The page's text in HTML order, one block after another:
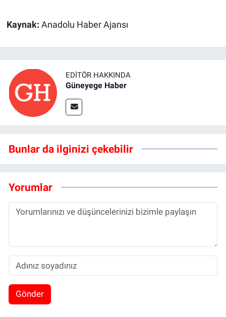
Kaynak: Anadolu Haber Ajansı
EDITÖR HAKKINDA
Güneyege Haber
Bunlar da ilginizi çekebilir
Yorumlar
Gönder